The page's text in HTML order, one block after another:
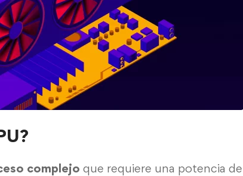
complejo que requiere una potencia de